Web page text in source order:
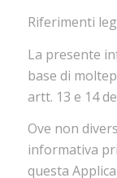
Riferimenti
La presente
base di
artt. 13 e 14
Ove non
informativa
questa